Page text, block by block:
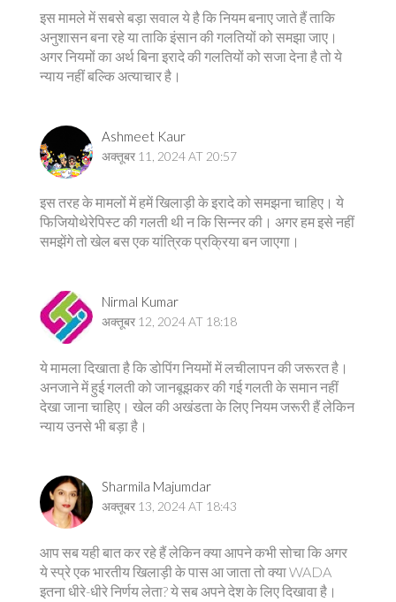
इस मामले में सबसे बड़ा सवाल ये है कि नियम बनाए जाते हैं ताकि
अनुशासन बना रहे या ताकि इंसान की गलतियों को समझा जाए।
अगर नियमों का अर्थ बिना इरादे की गलतियों को सजा देना है तो ये
न्याय नहीं बल्कि अत्याचार है।
Ashmeet Kaur
अक्तूबर 11, 2024 AT 20:57
इस तरह के मामलों में हमें खिलाड़ी के इरादे को समझना चाहिए। ये
फिजियोथेरेपिस्ट की गलती थी न कि सिन्नर की। अगर हम इसे नहीं
समझेंगे तो खेल बस एक यांत्रिक प्रक्रिया बन जाएगा।
Nirmal Kumar
अक्तूबर 12, 2024 AT 18:18
ये मामला दिखाता है कि डोपिंग नियमों में लचीलापन की जरूरत है।
अनजाने में हुई गलती को जानबूझकर की गई गलती के समान नहीं
देखा जाना चाहिए। खेल की अखंडता के लिए नियम जरूरी हैं लेकिन
न्याय उनसे भी बड़ा है।
Sharmila Majumdar
अक्तूबर 13, 2024 AT 18:43
आप सब यही बात कर रहे हैं लेकिन क्या आपने कभी सोचा कि अगर
ये स्प्रे एक भारतीय खिलाड़ी के पास आ जाता तो क्या WADA
इतना धीरे-धीरे निर्णय लेता? ये सब अपने देश के लिए दिखावा है।